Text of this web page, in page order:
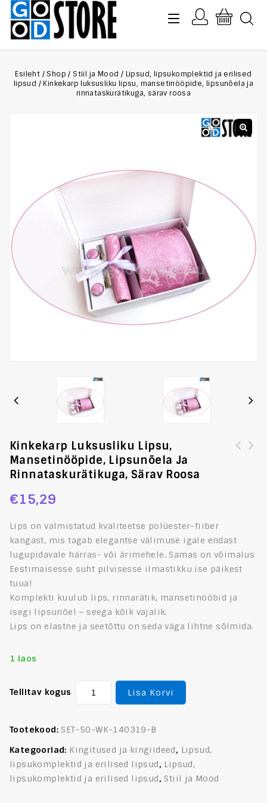
Esileht / Shop / Stiil ja Mood / Lipsud, lipsukomplektid ja erilised
lipsud /Kinkekarp luksusliku lipsu, mansetinööpide, lipsunõela ja
rinnataskurätikuga, särav roosa
Kinkekarp Luksusliku Lipsu,
Mansetinööpide, Lipsunõela Ja
Rinnataskurätikuga, Särav Roosa
€15,29
Lips on valmistatud kvaliteetse polüester-fiiber
kangast, mis tagab elegantse välimuse igale endast
lugupidavale härras- või ärimehele. Samas on võimalus
Eestimaisesse suht pilvisesse ilmastikku ise päikest
tuua!
Komplekti kuulub lips, rinnarätik, mansetinööbid ja
isegi lipsunõel – seega kõik vajalik.
Lips on elastne ja seetõttu on seda väga lihtne sõlmida.
1 laos
Tellitav kogus Lisa Korvi
Tootekood: SET-50-WK-140319-B
Kategooriad: Kingitused ja kingiideed, Lipsud,
lipsukomplektid ja erilised lipsud, Lipsud,
lipsukomplektid ja erilised lipsud, Stiil ja Mood